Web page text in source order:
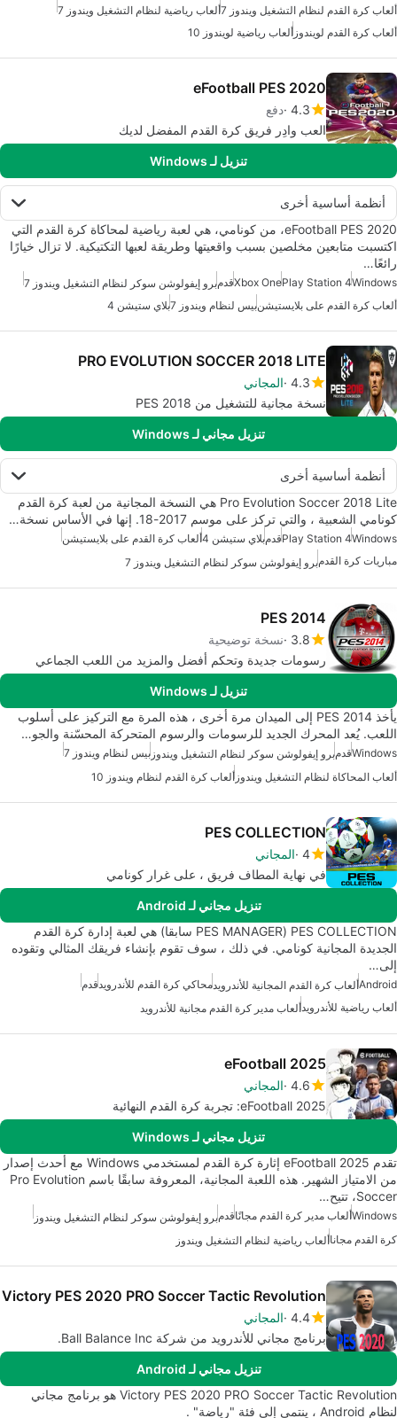
ألعاب كرة القدم لنظام التشغيل ويندوز 7
ألعاب رياضية لنظام التشغيل ويندوز 7
ألعاب كرة القدم لويندوز ألعاب رياضية لويندوز 10
eFootball PES 2020
4.3 دفع
العب وادِر فريق كرة القدم المفضل لديك
تنزيل لـ Windows
أنظمة أساسية أخرى
eFootball PES 2020، من كونامي، هي لعبة رياضية لمحاكاة كرة القدم التي
اكتسبت متابعين مخلصين بسبب واقعيتها وطريقة لعبها التكتيكية. لا تزال خيارًا
رائعًا…
Windows
Play Station 4
Xbox Oneقدمبرو إيفولوشن سوكر لنظام التشغيل ويندوز 7
ألعاب كرة القدم على بلايستيشنبيس لنظام ويندوز 7 بلاي ستيشن 4
PRO EVOLUTION SOCCER 2018 LITE
4.3 المجاني
نسخة مجانية للتشغيل من PES 2018
تنزيل مجاني لـ Windows
أنظمة أساسية أخرى
Pro Evolution Soccer 2018 Lite هي النسخة المجانية من لعبة كرة القدم
كونامي الشعبية ، والتي تركز على موسم 2017-18. إنها في الأساس نسخة…
Windows
Play Station 4قدمبلاي ستيشن 4
ألعاب كرة القدم على بلايستيشن
مباريات كرة القدمبرو إيفولوشن سوكر لنظام التشغيل ويندوز 7
PES 2014
3.8 نسخة توضيحية
رسومات جديدة وتحكم أفضل والمزيد من اللعب الجماعي
تنزيل لـ Windows
يأخذ PES 2014 إلى الميدان مرة أخرى ، هذه المرة مع التركيز على أسلوب
اللعب. يُعد المحرك الجديد للرسومات والرسوم المتحركة المحسّنة والجو…
Windowsقدمبرو إيفولوشن سوكر لنظام التشغيل ويندوز بيس لنظام ويندوز 7
ألعاب المحاكاة لنظام التشغيل ويندوز ألعاب كرة القدم لنظام ويندوز 10
PES COLLECTION
4 المجاني
في نهاية المطاف فريق ، على غرار كونامي
تنزيل مجاني لـ Android
PES COLLECTION (PES MANAGER سابقا) هي لعبة إدارة كرة القدم
الجديدة المجانية كونامي. في ذلك ، سوف تقوم بإنشاء فريقك المثالي وتقوده
إلى…
Androidألعاب كرة القدم المجانية للأندرويدمحاكي كرة القدم للأندرويد قدم
ألعاب رياضية للأندرويدألعاب مدير كرة القدم مجانية للأندرويد
eFootball 2025
4.6 المجاني
eFootball 2025: تجربة كرة القدم النهائية
تنزيل مجاني لـ Windows
تقدم eFootball 2025 إثارة كرة القدم لمستخدمي Windows مع أحدث إصدار
من الامتياز الشهير. هذه اللعبة المجانية، المعروفة سابقًا باسم Pro Evolution
Soccer، تتيح…
Windowsألعاب مدير كرة القدم مجانًاقدمبرو إيفولوشن سوكر لنظام التشغيل ويندوز
كرة القدم مجاناألعاب رياضية لنظام التشغيل ويندوز
Victory PES 2020 PRO Soccer Tactic Revolution
4.4 المجاني
برنامج مجاني للأندرويد من شركة Ball Balance Inc.
تنزيل مجاني لـ Android
Victory PES 2020 PRO Soccer Tactic Revolution هو برنامج مجاني
لنظام Android ، ينتمي إلى فئة "رياضة" .